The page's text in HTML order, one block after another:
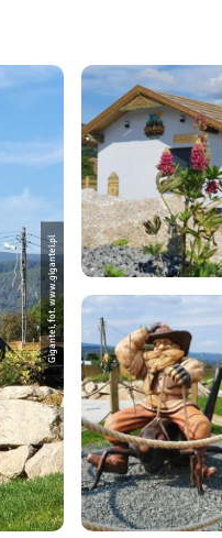
Gigantei, fot. www.gigantei.pl